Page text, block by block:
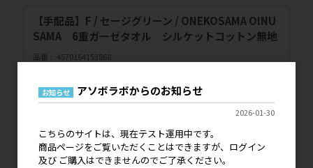
【手配品】F / セージグリーン / ONEKOSAMA OINU
SAMA 6重ガーゼタオル シルケットコットン無地
品番
4570164153868
販売価格 会員のみ公開
注文数
ご注文には
ログイン
お知らせ アソボラボからのお知らせ
2026-01-30
こちらのサイトは、現在テスト運用中です。
商品ページをご覧いただくことはできますが、ログイン
及び ご購入はできませんのでご了承ください。